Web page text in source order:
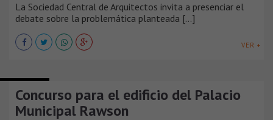
La Sociedad Central de Arquitectos invita a presenciar el
debate sobre la problemática planteada [...]
VER +
Concurso para el edificio del Palacio
Municipal Rawson